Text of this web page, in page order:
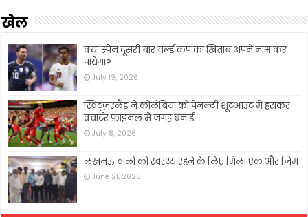
खेल
क्या स्पेन दूसरी बार वर्ल्ड कप का ख़िताब अपने नाम कर
पायेगा?
July 19, 2026
स्विट्ज़रलैंड ने कोलंबिया को पेनल्टी शूटआउट में हराकर
क्वार्टर फ़ाइनल में जगह बनाई
July 8, 2026
लखनऊ वालो को स्वस्थ्य रहने के लिए मिला एक और जिम
June 21, 2026